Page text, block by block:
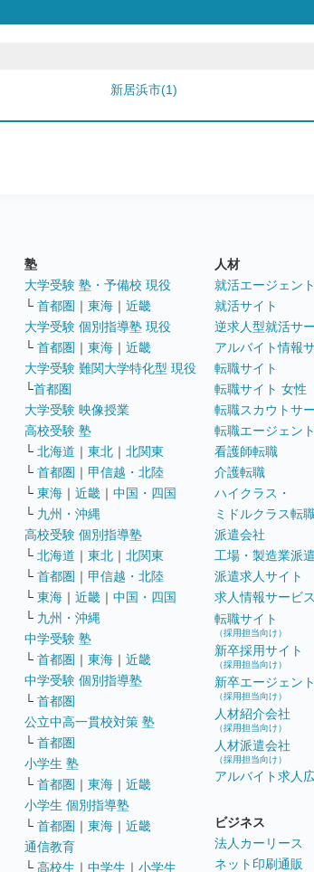
新居浜市(1)
塾
大学受験 塾・予備校 現役
└ 首都圏 ｜ 東海 ｜ 近畿
大学受験 個別指導塾 現役
└ 首都圏 ｜ 東海 ｜ 近畿
大学受験 難関大学特化型 現役
└首都圏
大学受験 映像授業
高校受験 塾
└ 北海道 ｜ 東北 ｜ 北関東
└ 首都圏 ｜ 甲信越・北陸
└ 東海 ｜ 近畿 ｜ 中国・四国
└ 九州・沖縄
高校受験 個別指導塾
└ 北海道 ｜ 東北 ｜ 北関東
└ 首都圏 ｜ 甲信越・北陸
└ 東海 ｜ 近畿 ｜ 中国・四国
└ 九州・沖縄
中学受験 塾
└ 首都圏 ｜ 東海 ｜ 近畿
中学受験 個別指導塾
└ 首都圏
公立中高一貫校対策 塾
└ 首都圏
小学生 塾
└ 首都圏 ｜ 東海 ｜ 近畿
小学生 個別指導塾
└ 首都圏 ｜ 東海 ｜ 近畿
通信教育
└ 高校生 ｜ 中学生 ｜ 小学生
人材
就活エージェン
就活サイト
逆求人型就活サ
アルバイト情報
転職サイト
転職サイト 女性
転職スカウトサ
転職エージェン
看護師転職
介護転職
ハイクラス・
ミドルクラス転
派遣会社
工場・製造業派
派遣求人サイト
求人情報サービ
転職サイト
（採用担当向け）
新卒採用サイト
（採用担当向け）
新卒エージェン
（採用担当向け）
人材紹介会社
（採用担当向け）
人材派遣会社
（採用担当向け）
アルバイト求人
ビジネス
法人カーリース
ネット印刷通販